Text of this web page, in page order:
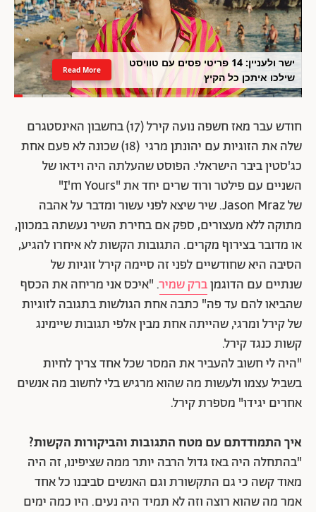
ישר ולעניין: 14 פריטי פסים עם טוויסט
שילכו איתכן כל הקיץ
Read More
חודש עבר מאז חשפה נועה קירל (17) בחשבון האינסטגרם
שלה את הזוגיות עם יהונתן מרגי (18) שכונה לא פעם אחת
כג'סטין ביבר הישראלי. הפוסט שהעלתה היה וידאו של
השניים עם פילטר ורוד שרים יחד את "I'm Yours"
של Jason Mraz. שיר שיצא לפני עשור ומדבר על אהבה
מתוקה ללא מעצורים, ספק אם בחירת השיר נעשתה במכוון,
או מדובר בצירוף מקרים. התגובות הקשות לא איחרו להגיע,
הסיבה היא שחודשיים לפני זה סיימה קירל זוגיות של
שנתיים עם הדוגמןברק שמיר. "איכס אני מריחה את הכסף
שהביאו להם עד פה" כתבה אחת הגולשות בתגובה לזוגיות
של קירל ומרגי, שהייתה אחת מבין אלפי תגובות שיימינג
קשות כנגד קירל.
"היה לי חשוב להעביר את המסר שכל אחד צריך לחיות
בשביל עצמו ולעשות מה שהוא מרגיש בלי לחשוב מה אנשים
אחרים יגידו" מספרת קירל.
איך התמודדתם עם מטח התגובות והביקורות הקשות?
"בהתחלה היה באז גדול הרבה יותר ממה שציפינו, זה היה
מאוד קשה כי גם התקשורת וגם האנשים סביבנו כל אחד
אמר מה שהוא רוצה וזה לא תמיד היה נעים. היו כמה ימים